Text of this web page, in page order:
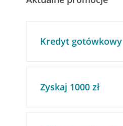
Kredyt
Zyskaj 1000 zł